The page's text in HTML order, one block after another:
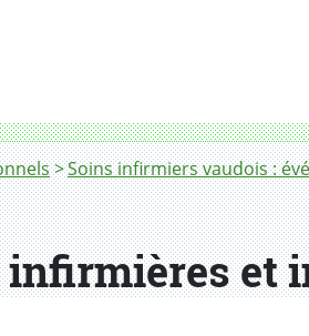
Soins infirmiers vaudois :
2024
infirmières et